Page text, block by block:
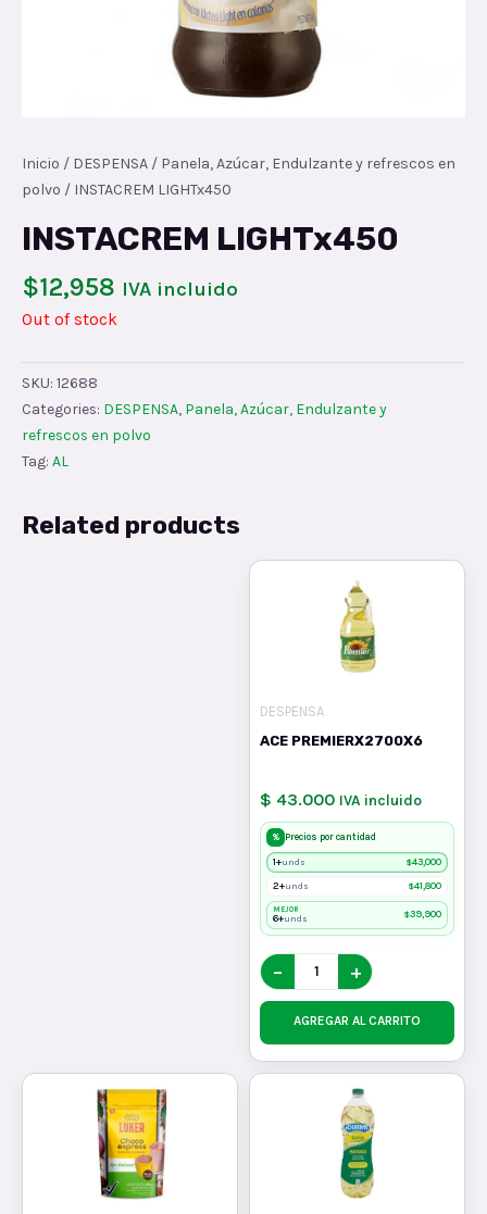
Inicio / DESPENSA / Panela, Azúcar, Endulzante y refrescos en
polvo / INSTACREM LIGHTx450
INSTACREM LIGHTx450
$12,958 IVA incluido
Out of stock
SKU: 12688
Categories: DESPENSA, Panela, Azúcar, Endulzante y
refrescos en polvo
Tag: AL
Related products
DESPENSA
ACE PREMIERX2700X6
$ 43.000 IVA incluido
% Precios por cantidad
1+unds $43,000
2+unds $41,800
MEJOR
6+unds $39,900
− +
AGREGAR AL CARRITO